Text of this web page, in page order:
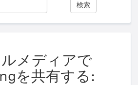
検索
メディアで
を共有する: